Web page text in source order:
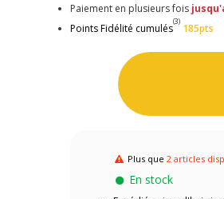
Paiement en plusieurs fois
Points Fidélité cumulés
(3)
185pts
Plus que2 articles
En stock